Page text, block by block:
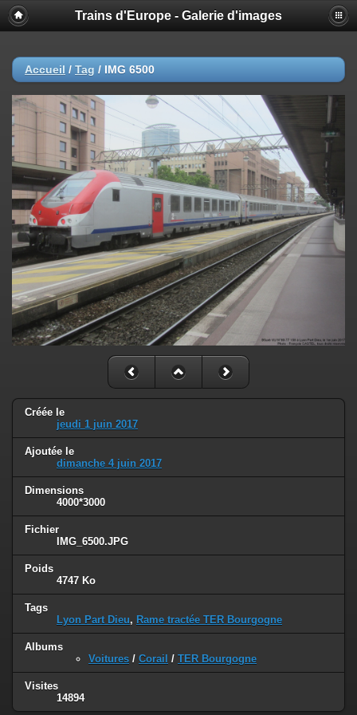
Trains d'Europe - Galerie d'images
Accueil / Tag / IMG 6500
Créée le
jeudi 1 juin 2017
Ajoutée le
dimanche 4 juin 2017
Dimensions
4000*3000
Fichier
IMG_6500.JPG
Poids
4747 Ko
Tags
Lyon Part Dieu, Rame tractée TER Bourgogne
Albums
Voitures / Corail / TER Bourgogne
Visites
14894